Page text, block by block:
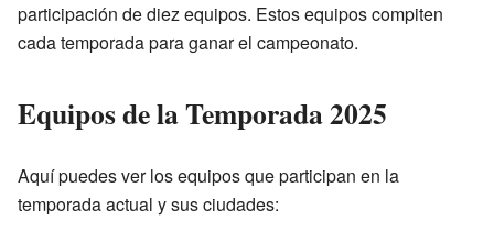
participación de diez equipos. Estos equipos compiten
cada temporada para ganar el campeonato.
Equipos de la Temporada 2025
Aquí puedes ver los equipos que participan en la
temporada actual y sus ciudades: